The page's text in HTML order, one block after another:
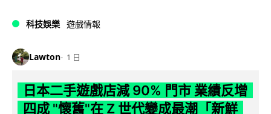
科技娛樂 遊戲情報
Lawton 1 日
日本二手遊戲店減 90% 門市 業績反增
四成 "懷舊"在 Z 世代變成最潮「新鮮